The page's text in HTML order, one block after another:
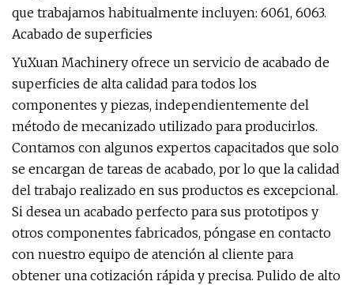
que trabajamos habitualmente incluyen: 6061, 6063.
Acabado de superficies
YuXuan Machinery ofrece un servicio de acabado de
superficies de alta calidad para todos los
componentes y piezas, independientemente del
método de mecanizado utilizado para producirlos.
Contamos con algunos expertos capacitados que solo
se encargan de tareas de acabado, por lo que la calidad
del trabajo realizado en sus productos es excepcional.
Si desea un acabado perfecto para sus prototipos y
otros componentes fabricados, póngase en contacto
con nuestro equipo de atención al cliente para
obtener una cotización rápida y precisa. Pulido de alto